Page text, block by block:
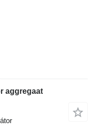
aggregaat